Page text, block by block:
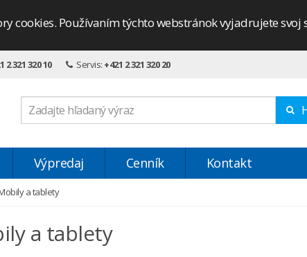
cookies. Používaním týchto webstránok vyjadrujete svoj
2 321 320 10 Servis: +421 2 321 320 20
Výpredaj Cenník Kontakt
a tablety
a tablety